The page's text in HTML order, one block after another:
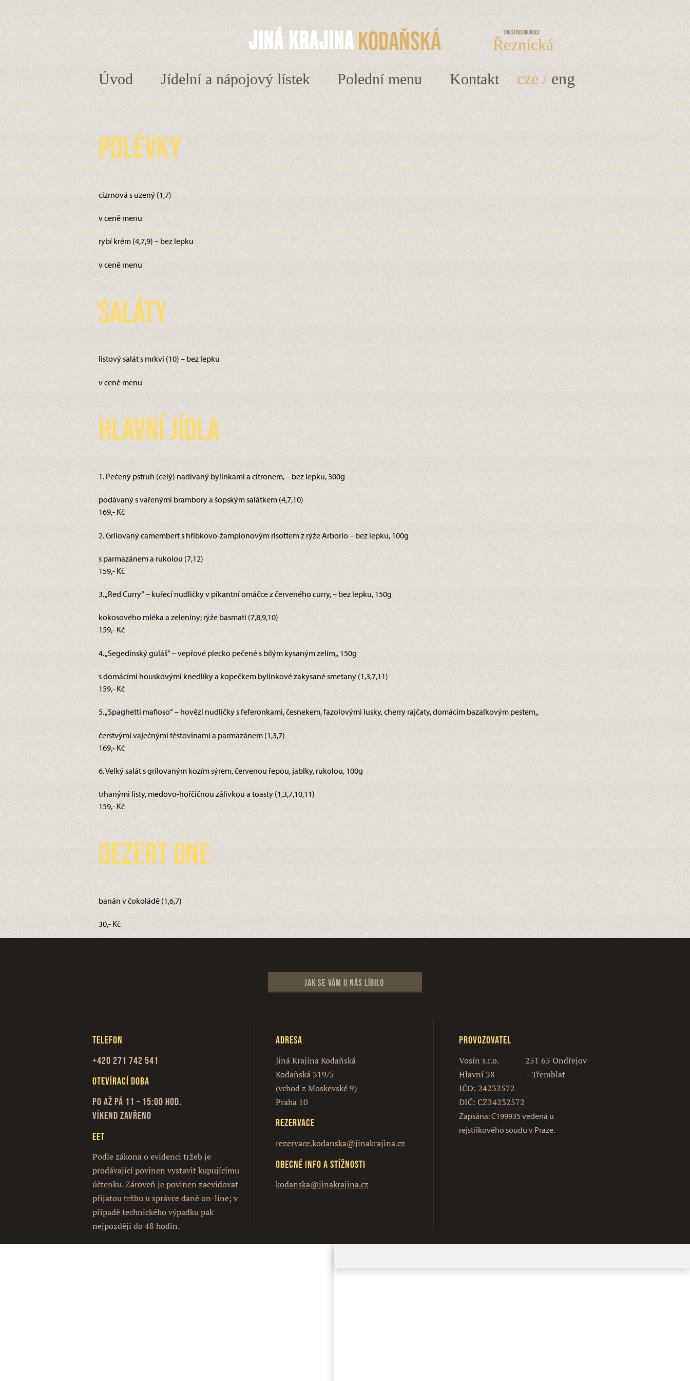
Kodaňská Další restaurace
Řeznická
Úvod Jídelní a nápojový lístek Polední menu Kontakt cze / eng
Polévky
cizrnová s uzený (1,7)
v ceně menu
rybí krém (4,7,9) – bez lepku
v ceně menu
Saláty
listový salát s mrkví (10) – bez lepku
v ceně menu
Hlavní jídla
1. Pečený pstruh (celý) nadívaný bylinkami a citronem, – bez lepku, 300g
podávaný s vařenými brambory a šopským salátkem (4,7,10)
169,- Kč
2. Grilovaný camembert s hříbkovo-žampionovým risottem z rýže Arborio – bez lepku, 100g
s parmazánem a rukolou (7,12)
159,- Kč
3. „Red Curry“ – kuřecí nudličky v pikantní omáčce z červeného curry, – bez lepku, 150g
kokosového mléka a zeleniny; rýže basmati (7,8,9,10)
159,- Kč
4. „Segedínský guláš“ – vepřové plecko pečené s bílým kysaným zelím,, 150g
s domácími houskovými knedlíky a kopečkem bylinkové zakysané smetany (1,3,7,11)
159,- Kč
5. „Spaghetti mafioso“ – hovězí nudličky s feferonkami, česnekem, fazolovými lusky, cherry rajčaty, domácím bazalkovým pestem,,
čerstvými vaječnými těstovinami a parmazánem (1,3,7)
169,- Kč
6. Velký salát s grilovaným kozím sýrem, červenou řepou, jablky, rukolou, 100g
trhanými listy, medovo-hořčičnou zálivkou a toasty (1,3,7,10,11)
159,- Kč
Dezert dne
banán v čokoládě (1,6,7)
30,- Kč
Jak se vám u nás líbilo
Telefon
+420 271 742 541
Otevírací doba
Po až Pá 11 – 15:00 hod.
Víkend zavřeno
EET
Podle zákona o evidenci tržeb je
prodávající povinen vystavit kupujícímu
účtenku. Zároveň je povinen zaevidovat
přijatou tržbu u správce daně on-line; v
případě technického výpadku pak
nejpozději do 48 hodin.
Adresa
Jiná Krajina Kodaňská
Kodaňská 319/5
(vchod z Moskevské 9)
Praha 10
Rezervace
rezervace.kodanska@jinakrajina.cz
Obecné info a stížnosti
kodanska@jinakrajina.cz
Provozovatel
Vosín s.r.o.
Hlavní 38
251 65 Ondřejov
– Třemblat
IČO: 24232572
DIČ: CZ24232572
Zapsána: C199935 vedená u
rejstříkového soudu v Praze.